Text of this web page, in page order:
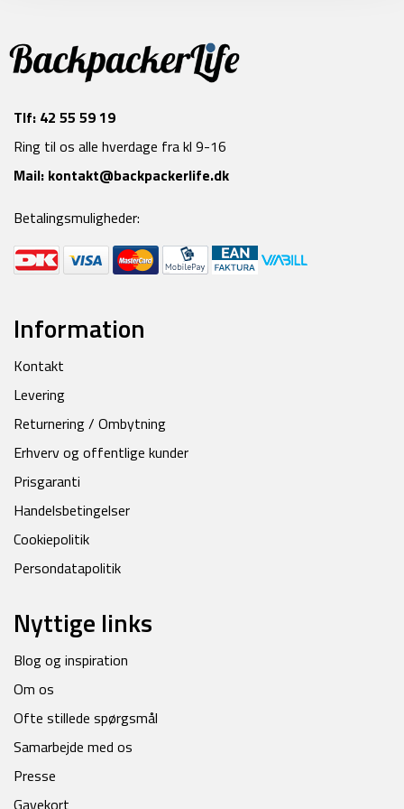
Tlf: 42 55 59 19
Ring til os alle hverdage fra kl 9-16
Mail: kontakt@backpackerlife.dk
Betalingsmuligheder:
Information
Kontakt
Levering
Returnering / Ombytning
Erhverv og offentlige kunder
Prisgaranti
Handelsbetingelser
Cookiepolitik
Persondatapolitik
Nyttige links
Blog og inspiration
Om os
Ofte stillede spørgsmål
Samarbejde med os
Presse